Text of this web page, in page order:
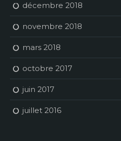
décembre 2018
novembre 2018
mars 2018
octobre 2017
juin 2017
juillet 2016